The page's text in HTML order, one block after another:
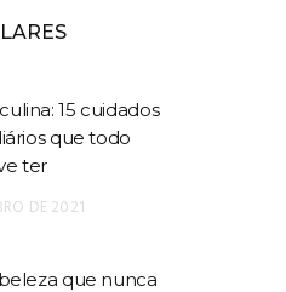
15 cuidados
que todo
ter
DE 2021
que nunca